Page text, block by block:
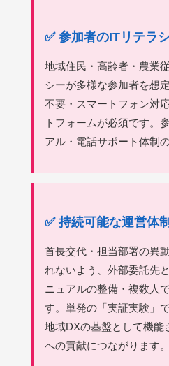
✅ 参加者のITリテラ
地域住民・高齢者・農業
シーが多様な参加者を想
不要・スマートフォン対
トフォームが必須です。
アル・電話サポート体制
✅ 持続可能な運営体
首長交代・担当部署の異
れないよう、外部委託先
ニュアルの整備・複数人
す。単発の「実証実験」
地域DXの基盤として機能
への貢献につながります。